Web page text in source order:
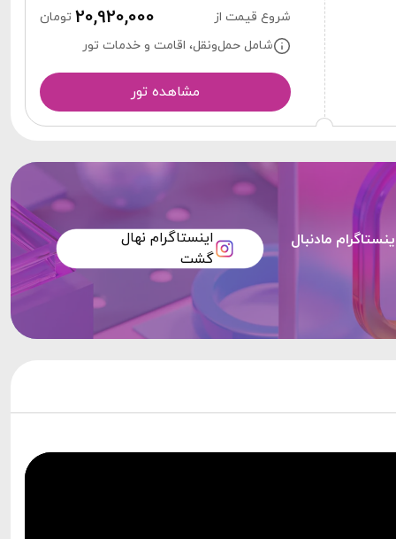
شروع قیمت از 20,920,000 تومان
شامل حمل‌ونقل، اقامت و خدمات تور
مشاهده تور
مادنبال
اینستاگرام نهال
گشت